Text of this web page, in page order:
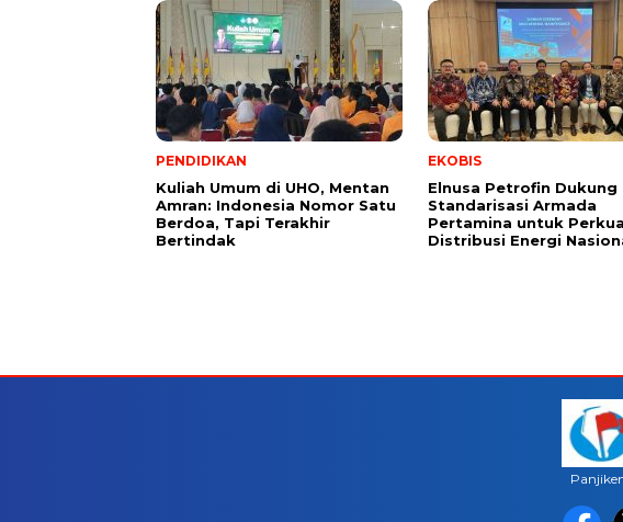
PENDIDIKAN
Kuliah Umum di UHO, Mentan
Amran: Indonesia Nomor Satu
Berdoa, Tapi Terakhir
Bertindak
EKOBIS
Elnusa Petrofin Dukung
Standarisasi Armada
Pertamina untuk
Distribusi Energi